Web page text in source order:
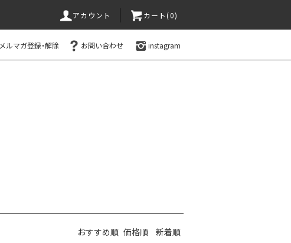
アカウント カート(0)
メルマガ登録・解除 お問い合わせ instagram
おすすめ順 価格順 新着順